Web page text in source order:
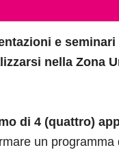
e seminari
nella Zona
di 4 (quattro)
un